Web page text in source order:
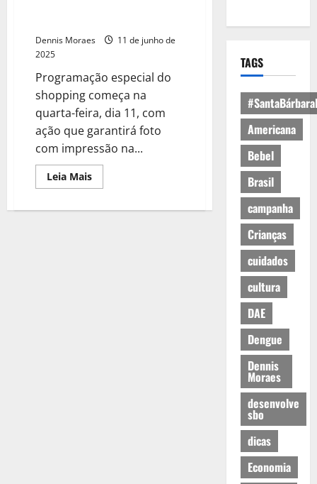
Dennis Moraes
11 de junho de
2025
Programação especial do
shopping começa na
quarta-feira, dia 11, com
ação que garantirá foto
com impressão na...
Leia Mais
TAGS
Americana
Bebel
Brasil
campanha
Crianças
cuidados
cultura
DAE
Dengue
Dennis
Moraes
desenvolve
sbo
dicas
Economia